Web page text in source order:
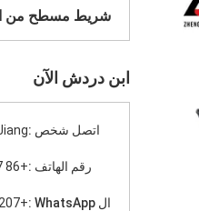
شريط مسطح من
ابن دردش الآن
اتصل شخص :
رقم الهاتف :+86 15106851207
ال WhatsApp : +8615106851207